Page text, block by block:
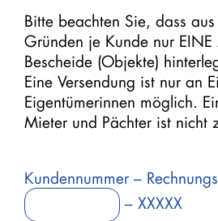
Bitte beachten Sie, dass
Gründen je Kunde nur
Bescheide (Objekte)
Eine Versendung ist nur an
Eigentümerinnen möglich.
Mieter und Pächter ist nicht
Kundennummer –
– XXXXX